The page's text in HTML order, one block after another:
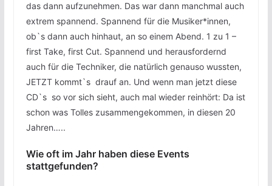
das dann aufzunehmen. Das war dann manchmal auch
extrem spannend. Spannend für die Musiker*innen,
ob`s dann auch hinhaut, an so einem Abend. 1 zu 1 –
first Take, first Cut. Spannend und herausfordernd
auch für die Techniker, die natürlich genauso wussten,
JETZT kommt`s drauf an. Und wenn man jetzt diese
CD`s so vor sich sieht, auch mal wieder reinhört: Da ist
schon was Tolles zusammengekommen, in diesen 20
Jahren…..
Wie oft im Jahr haben diese Events
stattgefunden?